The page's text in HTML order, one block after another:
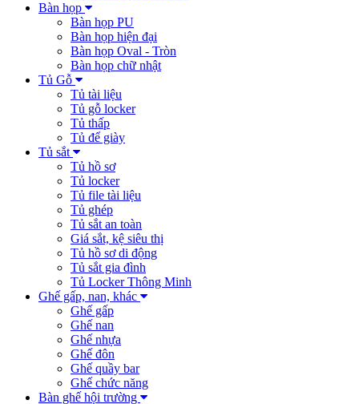
Bàn họp
Bàn họp PU
Bàn họp hiện đại
Bàn họp Oval - Tròn
Bàn họp chữ nhật
Tủ Gỗ
Tủ tài liệu
Tủ gỗ locker
Tủ thấp
Tủ để giày
Tủ sắt
Tủ hồ sơ
Tủ locker
Tủ file tài liệu
Tủ ghép
Tủ sắt an toàn
Giá sắt, kệ siêu thị
Tủ hồ sơ di động
Tủ sắt gia đình
Tủ Locker Thông Minh
Ghế gấp, nan, khác
Ghế gấp
Ghế nan
Ghế nhựa
Ghế đôn
Ghế quầy bar
Ghế chức năng
Bàn ghế hội trường